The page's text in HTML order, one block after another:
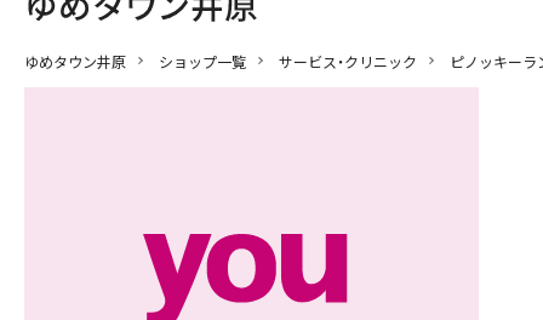
ゆめタウン井原 ショップ一覧 サービス・クリニック ピノッキーラ